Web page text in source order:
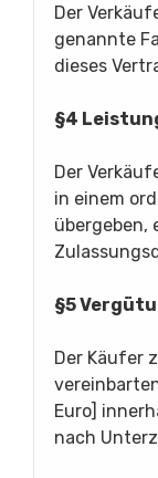
Der
genannte
dieses
§4
Der
in einem
übergeben,
§5
Der Käufer
Euro]
nach